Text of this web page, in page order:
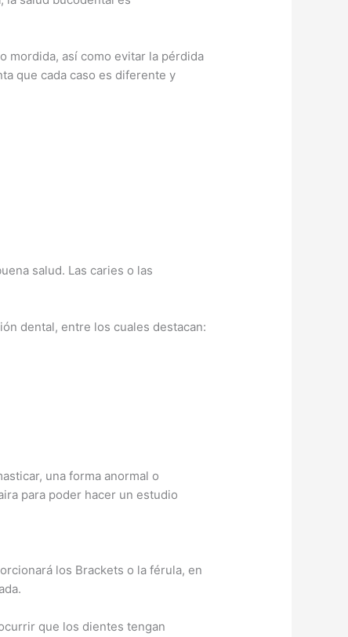
mordida, así como evitar la pérdida
que cada caso es diferente y
salud. Las caries o las
dental, entre los cuales destacan:
una forma anormal o
para poder hacer un estudio
los Brackets o la férula, en
que los dientes tengan